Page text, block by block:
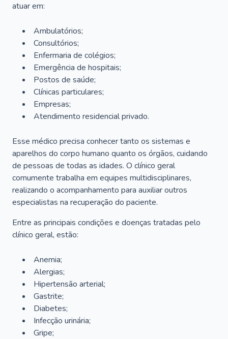
atuar em:
Ambulatórios;
Consultórios;
Enfermaria de colégios;
Emergência de hospitais;
Postos de saúde;
Clínicas particulares;
Empresas;
Atendimento residencial privado.
Esse médico precisa conhecer tanto os sistemas e
aparelhos do corpo humano quanto os órgãos, cuidando
de pessoas de todas as idades. O clínico geral
comumente trabalha em equipes multidisciplinares,
realizando o acompanhamento para auxiliar outros
especialistas na recuperação do paciente.
Entre as principais condições e doenças tratadas pelo
clínico geral, estão:
Anemia;
Alergias;
Hipertensão arterial;
Gastrite;
Diabetes;
Infecção urinária;
Gripe;